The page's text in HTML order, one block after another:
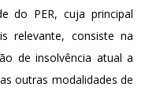
do PER, cuja principal
relevante, consiste na
de insolvência atual a
outras modalidades de